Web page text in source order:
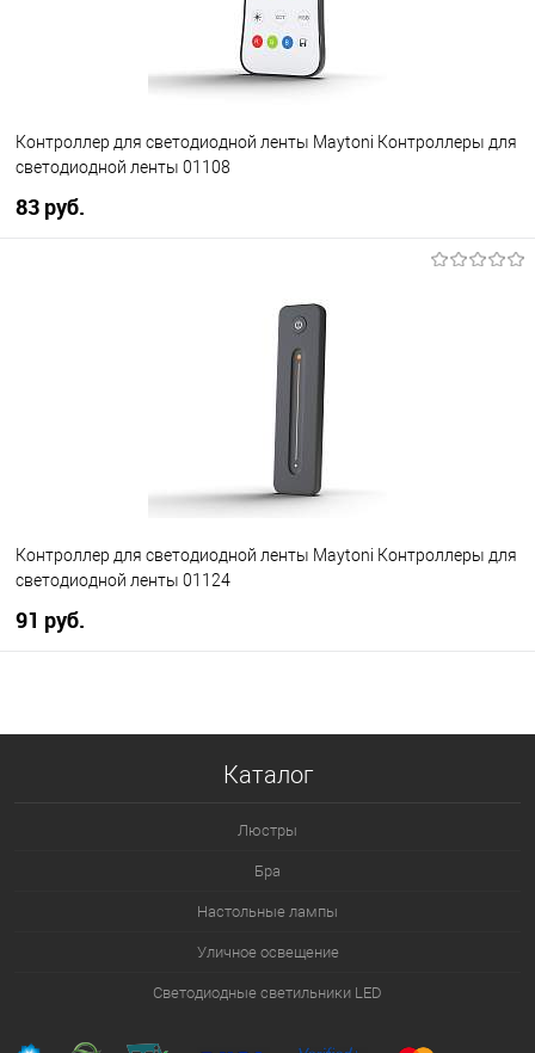
Контроллер для светодиодной ленты Maytoni Контроллеры для
светодиодной ленты 01108
83 pуб.
Уточняйте наличие у
менеджера
Контроллер для светодиодной ленты Maytoni Контроллеры для
светодиодной ленты 01124
91 pуб.
менеджера
Каталог
Люстры
Бра
Настольные лампы
Уличное освещение
Светодиодные светильники LED